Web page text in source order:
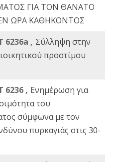
ΓΙΑ ΤΟΝ ΘΑΝΑΤΟ
ΩΡΑ ΚΑΘΗΚΟΝΤΟΣ
6236a , Σύλληψη στην
προστίμου
6236 , Ενημέρωση για
του
σύμφωνα με τον
πυρκαγιάς στις 30-